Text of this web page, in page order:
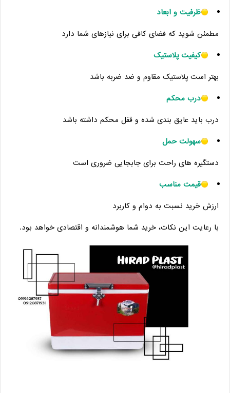
ظرفیت و ابعاد
مطمئن شوید که فضای کافی برای نیازهای شما دارد
کیفیت پلاستیک
بهتر است پلاستیک مقاوم و ضد ضربه باشد
درب محکم
درب باید عایق ‌بندی شده و قفل محکم داشته باشد
سهولت حمل
دستگیره ‌های راحت برای جابجایی ضروری است
قیمت مناسب
ارزش خرید نسبت به دوام و کاربرد
با رعایت این نکات، خرید شما هوشمندانه و اقتصادی خواهد بود.